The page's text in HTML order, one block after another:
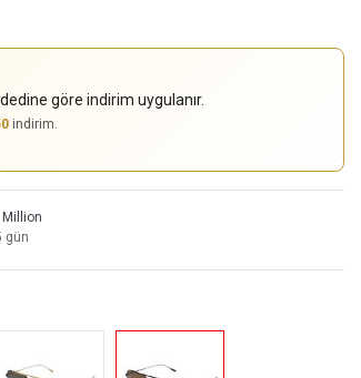
göre indirim uygulanır.
indirim.
Million
gün